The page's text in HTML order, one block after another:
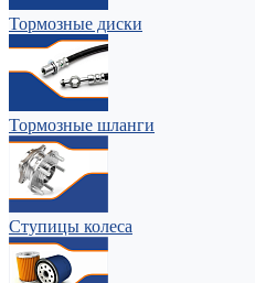
Тормозные диски
Тормозные шланги
Ступицы колеса